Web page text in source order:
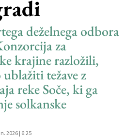
deželnega odbora
za
krajine razložili,
težave z
reke Soče, ki ga
solkanske
2026 | 6:25